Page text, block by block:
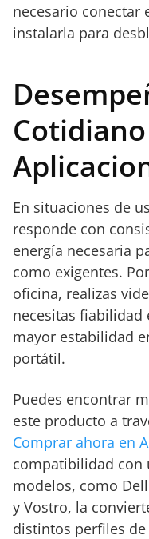
necesario conectar
instalarla para
En situaciones de
responde con
energía necesaria
como exigentes.
oficina, realizas
necesitas fiabilidad
mayor estabilidad
portátil.
Puedes encontrar
este producto a
Comprar ahora en
compatibilidad con
modelos, como
y Vostro, la
distintos perfiles